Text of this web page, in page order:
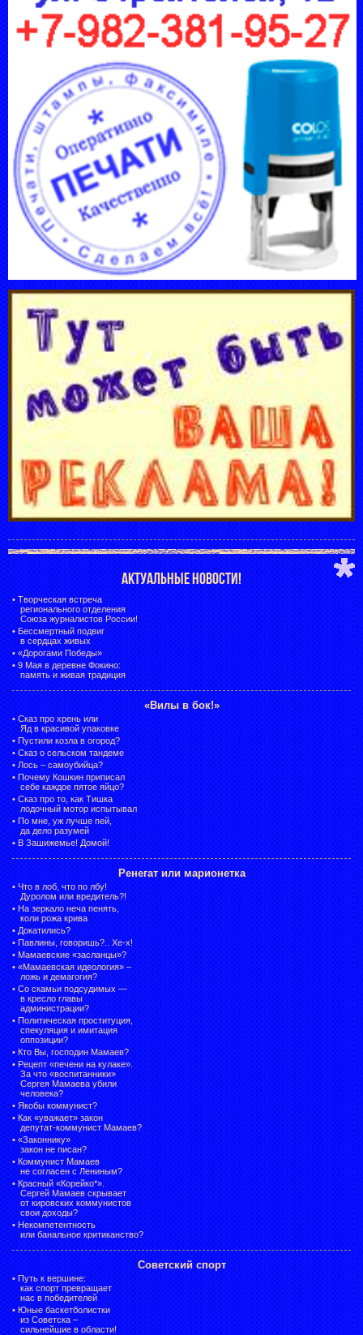
АКТУАЛЬНЫЕ НОВОСТИ!
• Творческая встреча
регионального отделения
Союза журналистов России!
• Бессмертный подвиг
в сердцах живых
• «Дорогами Победы»
• 9 Мая в деревне Фокино:
память и живая традиция
«Вилы в бок!»
• Сказ про хрень или
Яд в красивой упаковке
• Пустили козла в огород?
• Сказ о сельском тандеме
• Лось – самоубийца?
• Почему Кошкин приписал
себе каждое пятое яйцо?
• Сказ про то, как Тишка
лодочный мотор испытывал
• По мне, уж лучше пей,
да дело разумей
• В Зашижемье! Домой!
Ренегат или марионетка
• Что в лоб, что по лбу!
Дуролом или вредитель?!
• На зеркало неча пенять,
коли рожа крива
• Докатились?
• Павлины, говоришь?.. Хе-х!
• Мамаевские «засланцы»?
• «Мамаевская идеология» –
ложь и демагогия?
• Со скамьи подсудимых —
в кресло главы
администрации?
• Политическая проституция,
спекуляция и имитация
оппозиции?
• Кто Вы, господин Мамаев?
• Рецепт «печени на кулаке».
За что «воспитанники»
Сергея Мамаева убили
человека?
• Якобы коммунист?
• Как «уважает» закон
депутат-коммунист Мамаев?
• «Законнику»
закон не писан?
• Коммунист Мамаев
не согласен с Лениным?
• Красный «Корейко*».
Сергей Мамаев скрывает
от кировских коммунистов
свои доходы?
• Некомпетентность
или банальное критиканство?
Советский спорт
• Путь к вершине:
как спорт превращает
нас в победителей
• Юные баскетболистки
из Советска –
сильнейшие в области!